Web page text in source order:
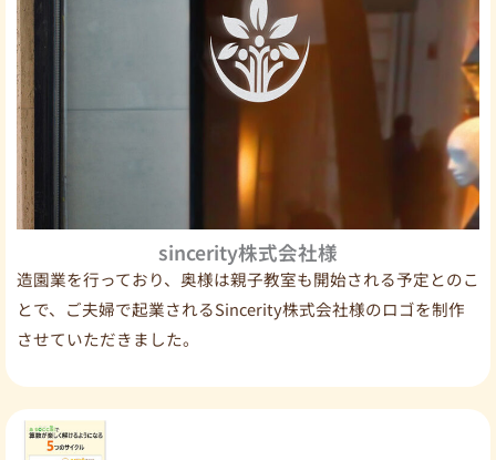
sincerity株式会社様
造園業を行っており、奥様は親子教室も開始される予定とのこ
とで、ご夫婦で起業されるSincerity株式会社様のロゴを制作
させていただきました。